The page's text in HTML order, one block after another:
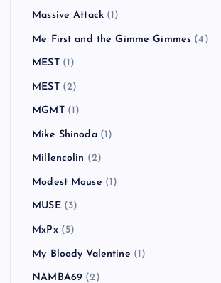
Massive Attack (1)
Me First and the Gimme Gimmes (4)
MEST(1)
MEST(2)
MGMT(1)
Mike Shinoda(1)
Millencolin (2)
Modest Mouse (1)
MUSE(3)
MxPx(5)
My Bloody Valentine (1)
NAMBA69 (2)